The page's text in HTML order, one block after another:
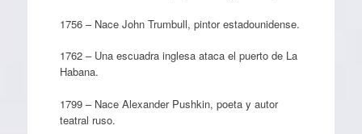
1756 – Nace John Trumbull, pintor estadounidense.
1762 – Una escuadra inglesa ataca el puerto de La
Habana.
1799 – Nace Alexander Pushkin, poeta y autor
teatral ruso.